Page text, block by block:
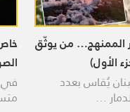
الممنهج… من يوثّق
الأول)
يُقاس بعدد
…
في